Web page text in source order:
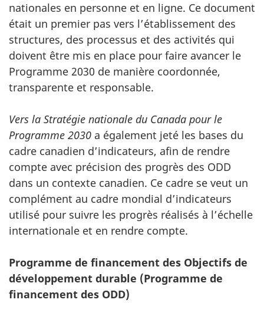
nationales en personne et en ligne. Ce document
était un premier pas vers l’établissement des
structures, des processus et des activités qui
doivent être mis en place pour faire avancer le
Programme 2030 de manière coordonnée,
transparente et responsable.
Vers la Stratégie nationale du Canada pour le
Programme 2030 a également jeté les bases du
cadre canadien d’indicateurs, afin de rendre
compte avec précision des progrès des ODD
dans un contexte canadien. Ce cadre se veut un
complément au cadre mondial d’indicateurs
utilisé pour suivre les progrès réalisés à l’échelle
internationale et en rendre compte.
Programme de financement des Objectifs de
développement durable (Programme de
financement des ODD)